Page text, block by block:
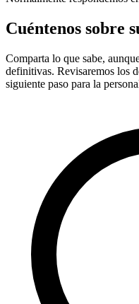
Cuéntenos sobre
Comparta lo que sabe,
definitivas. Revisaremos los
siguiente paso para la